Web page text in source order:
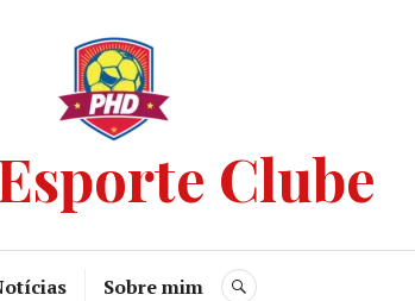
Clube
Sobre mim